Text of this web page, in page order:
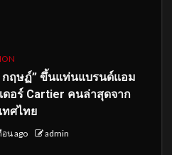
กฤษฏ์” ขึ้นแท่นแบรนด์แอม
ดอร์ Cartier คนล่าสุดจาก
ทศไทย
อน ago admin